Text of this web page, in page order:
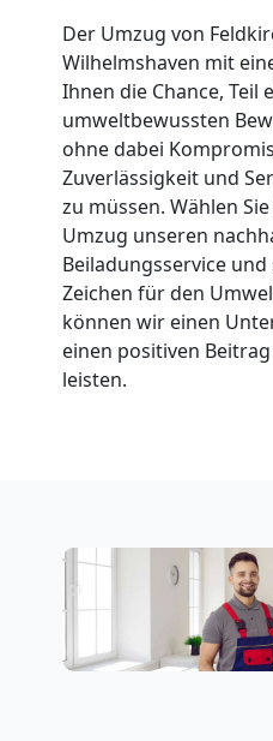
Der Umzug von
Wilhelmshaven mit
Ihnen die Chance, Teil
umweltbewussten
ohne dabei
Zuverlässigkeit und
zu müssen. Wählen
Umzug unseren
Beiladungsservice
Zeichen für den
können wir einen
einen positiven
leisten.
Senioren
Feldkirch
Fernumzug
Feldkirch
Firmenumzug
Büroumzug
Feldkirch